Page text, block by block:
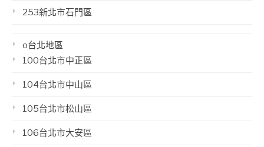
253新北市石門區
o台北地區
100台北市中正區
104台北市中山區
105台北市松山區
106台北市大安區